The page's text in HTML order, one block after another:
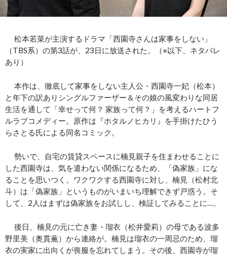
松本若菜が主演するドラマ「西園寺さんは家事をしない」
（TBS系）の第3話が、23日に放送された。（※以下、ネタバレ
あり）
本作は、徹底して家事をしない主人公・西園寺一妃（松本）
と年下の訳ありシングルファーザー＆その娘の風変わりな同居
生活を通して「幸せって何？ 家族って何？」を考えるハートフ
ルラブコメディー。原作は『ホタルノヒカリ』を手掛けたひう
らさとる氏による同名コミック。
勢いで、自宅の賃貸スペースに楠見親子を住まわせることに
した西園寺は、気を遣わない関係になるため、「偽家族」にな
ることを思いつく。ワクワクする西園寺に対し、楠見（松村北
斗）は「偽家族」というものがいまいち理解できず戸惑う。そ
して、2人はまずは偽家族をお試しし、検証してみることに…。
後日、楠見の元に亡き妻・瑠衣（松井愛莉）の母である波多
野里美（奥貫薫）から連絡が。楠見は瑠衣の一周忌のため、瑠
衣の実家に出向くが喪服を忘れてしまう。その後、西園寺が瑠